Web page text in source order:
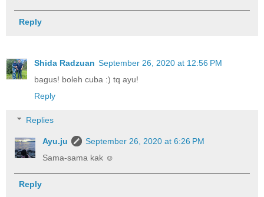
Reply
Shida Radzuan September 26, 2020 at 12:56 PM
bagus! boleh cuba :) tq ayu!
Reply
Replies
Ayu.ju
September 26, 2020 at 6:26 PM
Sama-sama kak ☺️
Reply